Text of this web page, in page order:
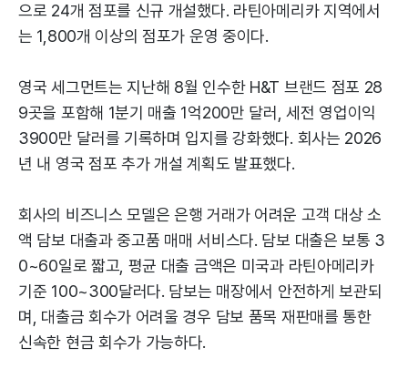
으로 24개 점포를 신규 개설했다. 라틴아메리카 지역에서
는 1,800개 이상의 점포가 운영 중이다.
영국 세그먼트는 지난해 8월 인수한 H&T 브랜드 점포 28
9곳을 포함해 1분기 매출 1억200만 달러, 세전 영업이익
3900만 달러를 기록하며 입지를 강화했다. 회사는 2026
년 내 영국 점포 추가 개설 계획도 발표했다.
회사의 비즈니스 모델은 은행 거래가 어려운 고객 대상 소
액 담보 대출과 중고품 매매 서비스다. 담보 대출은 보통 3
0~60일로 짧고, 평균 대출 금액은 미국과 라틴아메리카
기준 100~300달러다. 담보는 매장에서 안전하게 보관되
며, 대출금 회수가 어려울 경우 담보 품목 재판매를 통한
신속한 현금 회수가 가능하다.